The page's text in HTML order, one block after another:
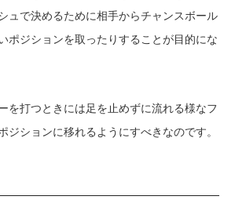
ュで決めるために相手からチャンスボール
ポジションを取ったりすることが目的にな
を打つときには足を止めずに流れる様なフ
ジションに移れるようにすべきなのです。